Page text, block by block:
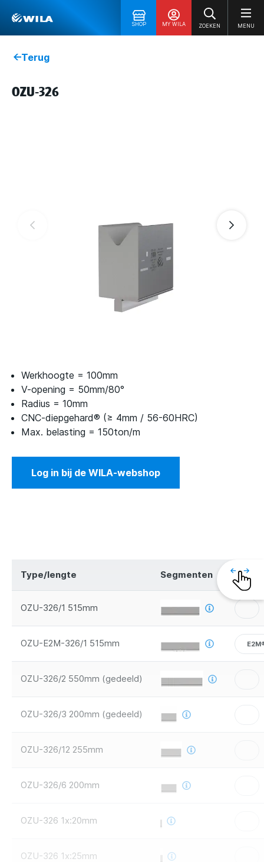
SHOP MY WILA ZOEKEN MENU
Terug
OZU-326
Werkhoogte = 100mm
V-opening = 50mm/80°
Radius = 10mm
CNC-diepgehard® (≥ 4mm / 56-60HRC)
Max. belasting = 150ton/m
Log in bij de WILA-webshop
Type/lengte Segmenten
OZU-326/1 515mm
OZU-E2M-326/1 515mm
OZU-326/2 550mm (gedeeld)
OZU-326/3 200mm (gedeeld)
OZU-326/12 255mm
OZU-326/6 200mm
OZU-326 1x:20mm
OZU-326 1x:25mm